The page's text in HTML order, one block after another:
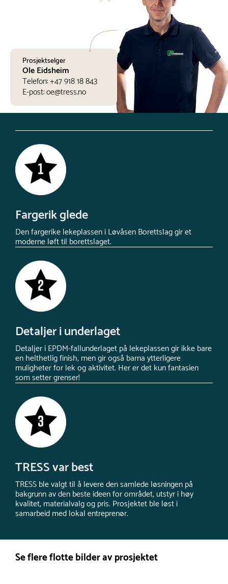
Prosjektselger
Ole Eidsheim
Telefon:+47 918 18 843
E-post:oe@tress.no
Fargerik glede
Den fargerike lekeplassen i Løvåsen Borettslag gir et
moderne løft til borettslaget.
Detaljer i underlaget
Detaljer i EPDM-fallunderlaget på lekeplassen gir ikke bare
en helthetlig finish, men gir også barna ytterligere
muligheter for lek og aktivitet. Her er det kun fantasien
som setter grenser!
TRESS var best
TRESS ble valgt til å levere den samlede løsningen på
bakgrunn av den beste ideen for området, utstyr i høy
kvalitet, materialvalg og pris. Prosjektet ble løst i
samarbeid med lokal entreprenør.
Se flere flotte bilder av prosjektet